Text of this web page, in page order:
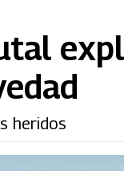
heridos